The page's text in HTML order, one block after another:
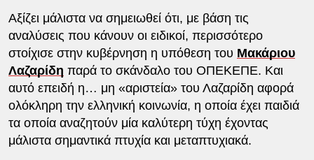
Αξίζει μάλιστα να σημειωθεί ότι, με βάση τις
αναλύσεις που κάνουν οι ειδικοί, περισσότερο
στοίχισε στην κυβέρνηση η υπόθεση του Μακάριου
Λαζαρίδη παρά το σκάνδαλο του ΟΠΕΚΕΠΕ. Και
αυτό επειδή η… μη «αριστεία» του Λαζαρίδη αφορά
ολόκληρη την ελληνική κοινωνία, η οποία έχει παιδιά
τα οποία αναζητούν μία καλύτερη τύχη έχοντας
μάλιστα σημαντικά πτυχία και μεταπτυχιακά.